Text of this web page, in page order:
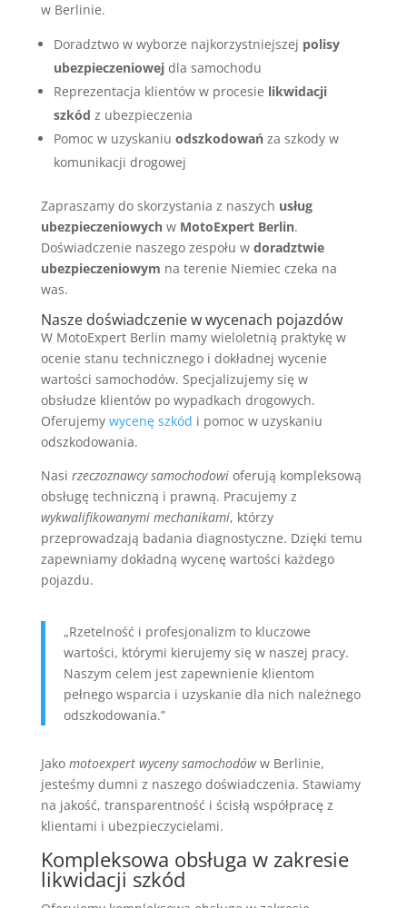
w Berlinie.
Doradztwo w wyborze najkorzystniejszej polisy
ubezpieczeniowejdla samochodu
Reprezentacja klientów w procesie likwidacji
szkód z ubezpieczenia
Pomoc w uzyskaniu odszkodowańza szkody w
komunikacji drogowej
Zapraszamy do skorzystania z naszych usług
ubezpieczeniowychw MotoExpert Berlin.
Doświadczenie naszego zespołu w doradztwie
ubezpieczeniowym na terenie Niemiec czeka na
was.
Nasze doświadczenie w wycenach pojazdów
W MotoExpert Berlin mamy wieloletnią praktykę w
ocenie stanu technicznego i dokładnej wycenie
wartości samochodów. Specjalizujemy się w
obsłudze klientów po wypadkach drogowych.
Oferujemy wycenę szkód i pomoc w uzyskaniu
odszkodowania.
Nasi rzeczoznawcy samochodowioferują kompleksową
obsługę techniczną i prawną. Pracujemy z
wykwalifikowanymi mechanikami, którzy
przeprowadzają badania diagnostyczne. Dzięki temu
zapewniamy dokładną wycenę wartości każdego
pojazdu.
„Rzetelność i profesjonalizm to kluczowe
wartości, którymi kierujemy się w naszej pracy.
Naszym celem jest zapewnienie klientom
pełnego wsparcia i uzyskanie dla nich należnego
odszkodowania.”
Jako motoexpert wyceny samochodóww Berlinie,
jesteśmy dumni z naszego doświadczenia. Stawiamy
na jakość, transparentność i ścisłą współpracę z
klientami i ubezpieczycielami.
Kompleksowa obsługa w zakresie
likwidacji szkód